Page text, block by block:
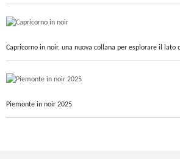
Capricorno in noir, una nuova collana per esplorare il lato
Piemonte in noir 2025